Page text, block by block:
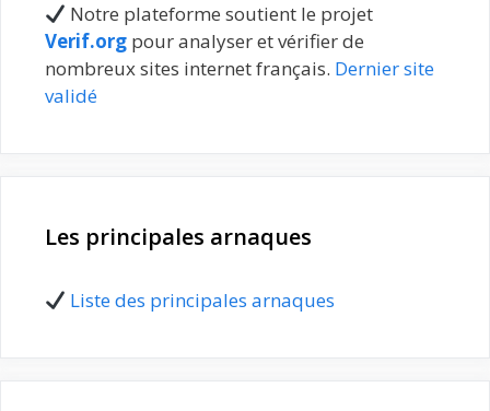
Notre plateforme soutient le projet
Verif.org pour analyser et vérifier de
nombreux sites internet français. Dernier site
validé
Les principales arnaques
Liste des principales arnaques